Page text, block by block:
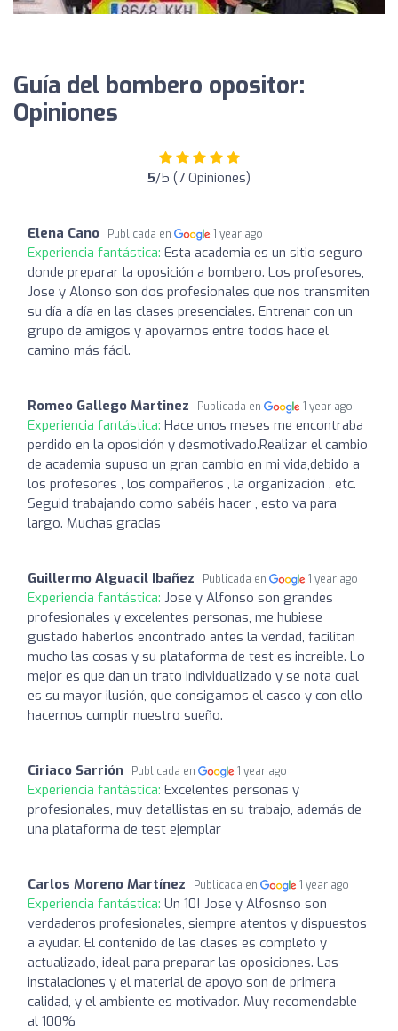
Guía del bombero opositor:
Opiniones
5/5 (7 Opiniones)
Elena Cano Publicada en 1 year ago
Experiencia fantástica: Esta academia es un sitio seguro
donde preparar la oposición a bombero. Los profesores,
Jose y Alonso son dos profesionales que nos transmiten
su día a día en las clases presenciales. Entrenar con un
grupo de amigos y apoyarnos entre todos hace el
camino más fácil.
Romeo Gallego Martinez Publicada en 1 year ago
Experiencia fantástica: Hace unos meses me encontraba
perdido en la oposición y desmotivado.Realizar el cambio
de academia supuso un gran cambio en mi vida,debido a
los profesores , los compañeros , la organización , etc.
Seguid trabajando como sabéis hacer , esto va para
largo. Muchas gracias
Guillermo Alguacil Ibañez Publicada en 1 year ago
Experiencia fantástica: Jose y Alfonso son grandes
profesionales y excelentes personas, me hubiese
gustado haberlos encontrado antes la verdad, facilitan
mucho las cosas y su plataforma de test es increible. Lo
mejor es que dan un trato individualizado y se nota cual
es su mayor ilusión, que consigamos el casco y con ello
hacernos cumplir nuestro sueño.‍
Ciriaco Sarrión Publicada en 1 year ago
Experiencia fantástica: Excelentes personas y
profesionales, muy detallistas en su trabajo, además de
una plataforma de test ejemplar
Carlos Moreno Martínez Publicada en 1 year ago
Experiencia fantástica: Un 10! Jose y Alfosnso son
verdaderos profesionales, siempre atentos y dispuestos
a ayudar. El contenido de las clases es completo y
actualizado, ideal para preparar las oposiciones. Las
instalaciones y el material de apoyo son de primera
calidad, y el ambiente es motivador. Muy recomendable
al 100%